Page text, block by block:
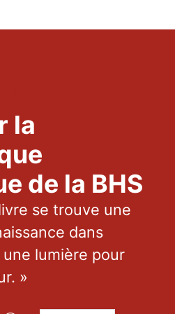
la
de la BHS
se trouve une
dans
lumière pour
»